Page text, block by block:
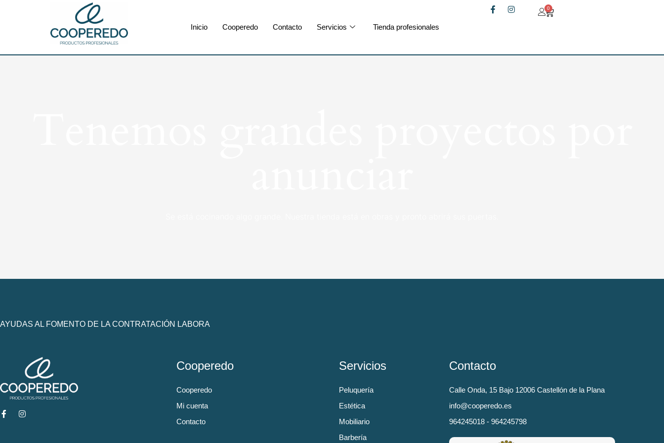
Inicio Cooperedo Contacto Servicios Tienda profesionales
0
AYUDAS AL FOMENTO DE LA CONTRATACIÓN LABORA
Cooperedo
Cooperedo
Mi cuenta
Contacto
Servicios
Peluquería
Estética
Mobiliario
Barbería
Contacto
Calle Onda, 15 Bajo 12006 Castellón de la Plana
info@cooperedo.es
964245018 - 964245798